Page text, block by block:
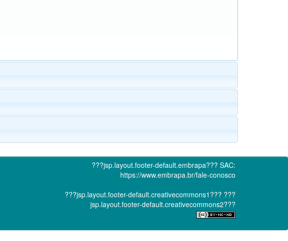
???jsp.layout.footer-default.embrapa??? SAC:
https://www.embrapa.br/fale-conosco
???jsp.layout.footer-default.creativecommons1??? ???
jsp.layout.footer-default.creativecommons2???